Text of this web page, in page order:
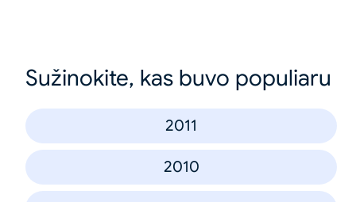
Sužinokite, kas buvo populiaru
2011
2010